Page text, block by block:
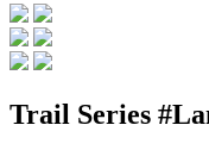
Trail Series